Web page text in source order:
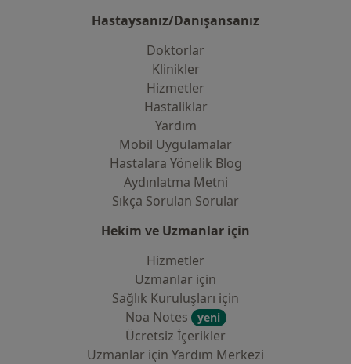
Hastaysanız/Danışansanız
Doktorlar
Klinikler
Hizmetler
Hastaliklar
Yardım
Mobil Uygulamalar
Hastalara Yönelik Blog
Aydınlatma Metni
Sıkça Sorulan Sorular
Hekim ve Uzmanlar için
Hizmetler
Uzmanlar için
Sağlık Kuruluşları için
Noa Notes
yeni
Ücretsiz İçerikler
Uzmanlar için Yardım Merkezi